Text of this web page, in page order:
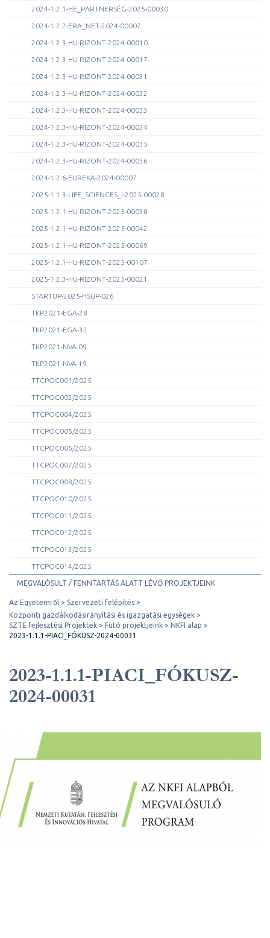
2024-1.2.1-HE_PARTNERSÉG-2025-00030
2024-1.2.2-ERA_NET-2024-00007
2024-1.2.3-HU-RIZONT-2024-00010
2024-1.2.3-HU-RIZONT-2024-00017
2024-1.2.3-HU-RIZONT-2024-00031
2024-1.2.3-HU-RIZONT-2024-00032
2024-1.2.3-HU-RIZONT-2024-00033
2024-1.2.3-HU-RIZONT-2024-00034
2024-1.2.3-HU-RIZONT-2024-00035
2024-1.2.3-HU-RIZONT-2024-00036
2024-1.2.6-EUREKA-2024-00007
2025-1.1.3-LIFE_SCIENCES_I-2025-00028
2025-1.2.1-HU-RIZONT-2025-00038
2025-1.2.1-HU-RIZONT-2025-00042
2025-1.2.1-HU-RIZONT-2025-00069
2025-1.2.1-HU-RIZONT-2025-00107
2025-1.2.3-HU-RIZONT-2025-00021
STARTUP-2025-HSUP-026
TKP2021-EGA-28
TKP2021-EGA-32
TKP2021-NVA-09
TKP2021-NVA-19
TTCPOC001/2025
TTCPOC002/2025
TTCPOC004/2025
TTCPOC005/2025
TTCPOC006/2025
TTCPOC007/2025
TTCPOC008/2025
TTCPOC010/2025
TTCPOC011/2025
TTCPOC012/2025
TTCPOC013/2025
TTCPOC014/2025
MEGVALÓSULT / FENNTARTÁS ALATT LÉVŐ PROJEKTJEINK
Az Egyetemről
Szervezeti felépítés
Központi gazdálkodásirányítási és igazgatási egységek
SZTE fejlesztési Projektek
Futó projektjeink
NKFI alap
2023-1.1.1-PIACI_FÓKUSZ-2024-00031
2023-1.1.1-PIACI_FÓKUSZ-
2024-00031